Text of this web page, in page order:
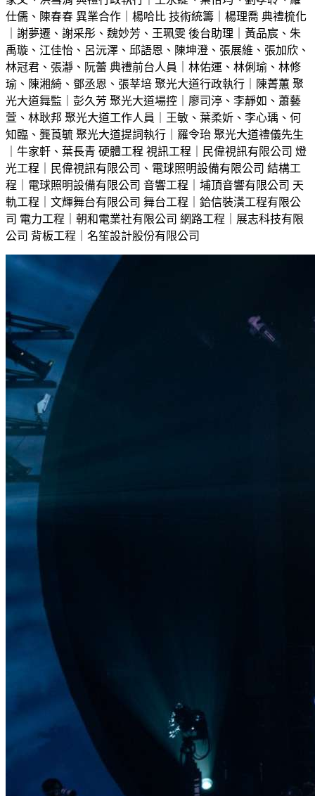
仕儒、陳春春 異業合作｜楊哈比 技術統籌｜楊理喬 典禮梳化
｜謝夢遷、謝采彤、魏妙芳、王珮雯 後台助理｜黃品宸、朱
禹璇、江佳怡、呂沅澤、邱語恩、陳坤澄、張展維、張加欣、
林冠君、張瀞、阮蕾 典禮前台人員｜林佑運、林俐瑜、林修
瑜、陳湘綺、鄧丞恩、張莘培 聚光大道行政執行｜陳菁蕙 聚
光大道舞監｜彭久芳 聚光大道場控｜廖司渟、李靜如、蕭藝
萱、林耿邦 聚光大道工作人員｜王敏、葉柔妡、李心瑀、何
知臨、龔莨毓 聚光大道提詞執行｜羅令珆 聚光大道禮儀先生
｜牛家軒、葉長青 硬體工程 視訊工程｜民偉視訊有限公司 燈
光工程｜民偉視訊有限公司、電球照明設備有限公司 結構工
程｜電球照明設備有限公司 音響工程｜埔頂音響有限公司 天
軌工程｜文輝舞台有限公司 舞台工程｜鉿信裝潢工程有限公
司 電力工程｜朝和電業社有限公司 網路工程｜展志科技有限
公司 背板工程｜名笙設計股份有限公司